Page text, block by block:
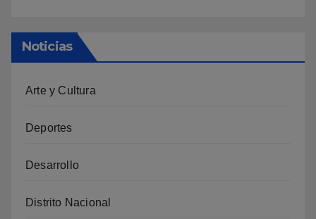
Noticias
Arte y Cultura
Deportes
Desarrollo
Distrito Nacional